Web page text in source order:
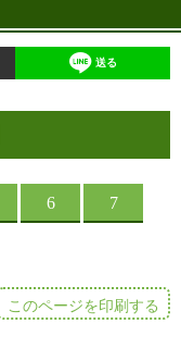
送る
このページを印刷する